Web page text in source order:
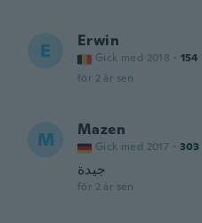
E Erwin
Gick med 2018 · 154
för 2 år sen
M Mazen
Gick med 2017 · 303
جيدة
för 2 år sen